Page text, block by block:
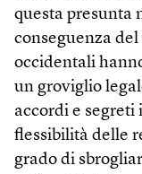
questa presunta
conseguenza
occidentali
un groviglio
accordi e segreti
flessibilità delle
grado di